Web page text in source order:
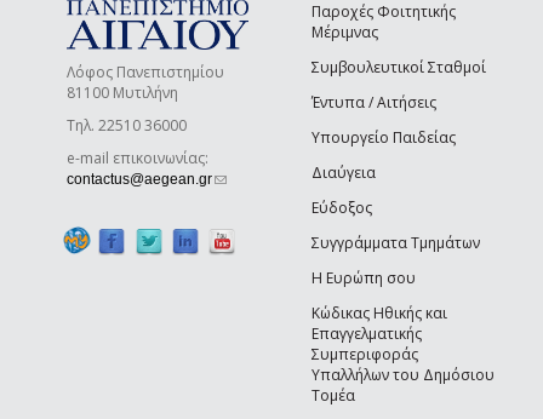
Λόφος Πανεπιστημίου
81100 Μυτιλήνη
Τηλ. 22510 36000
e-mail επικοινωνίας:
contactus@aegean.gr(link sends e-mail)
Παροχές Φοιτητικής
Μέριμνας
Συμβουλευτικοί Σταθμοί
Έντυπα / Αιτήσεις
Υπουργείο Παιδείας
Διαύγεια
Εύδοξος
Συγγράμματα Τμημάτων
Η Ευρώπη σου
Κώδικας Ηθικής και
Επαγγελματικής
Συμπεριφοράς
Υπαλλήλων του Δημόσιου
Τομέα